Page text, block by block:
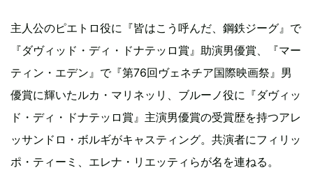
主人公のピエトロ役に『皆はこう呼んだ、鋼鉄ジーグ』で
『ダヴィッド・ディ・ドナテッロ賞』助演男優賞、『マー
ティン・エデン』で『第76回ヴェネチア国際映画祭』男
優賞に輝いたルカ・マリネッリ、ブルーノ役に『ダヴィッ
ド・ディ・ドナテッロ賞』主演男優賞の受賞歴を持つアレ
ッサンドロ・ボルギがキャスティング。共演者にフィリッ
ポ・ティーミ、エレナ・リエッティらが名を連ねる。